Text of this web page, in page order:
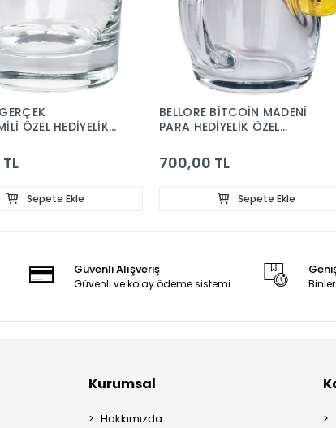
ÖZEL HEDİYELİK
Sepete Ekle
BELLORE BİTCOİN MADENİ
PARA HEDİYELİK ÖZEL
KUPA 340CC
700,00 TL
Sepete Ekle
Güvenli Alışveriş
Güvenli ve kolay ödeme sistemi
Kurumsal
Hakkımızda